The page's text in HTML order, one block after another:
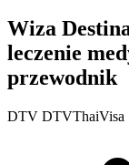
Wiza
leczenie
przewodnik
DTV DTVThaiVisa